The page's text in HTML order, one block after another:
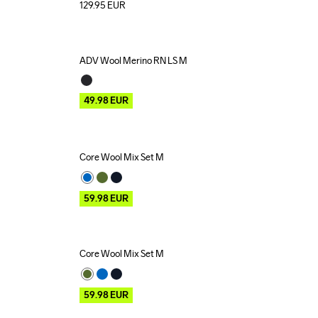
129.95 EUR
Outlet
ADV Wool Merino RN LS M
49.98EUR
Outlet
Core Wool Mix Set M
59.98EUR
Outlet
Core Wool Mix Set M
59.98EUR